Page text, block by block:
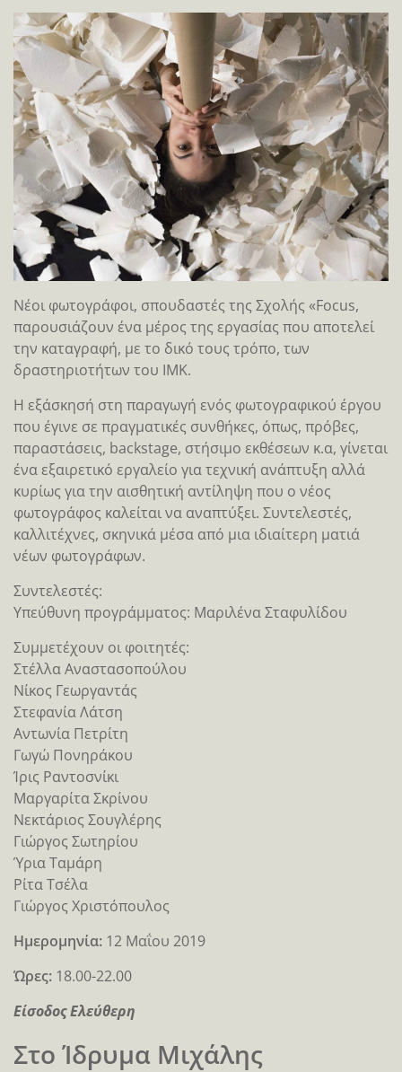
Νέοι φωτογράφοι, σπουδαστές της Σχολής «Focus,
παρουσιάζουν ένα μέρος της εργασίας που αποτελεί
την καταγραφή, με το δικό τους τρόπο, των
δραστηριοτήτων του ΙΜΚ.
Η εξάσκησή στη παραγωγή ενός φωτογραφικού έργου
που έγινε σε πραγματικές συνθήκες, όπως, πρόβες,
παραστάσεις, backstage, στήσιμο εκθέσεων κ.α, γίνεται
ένα εξαιρετικό εργαλείο για τεχνική ανάπτυξη αλλά
κυρίως για την αισθητική αντίληψη που ο νέος
φωτογράφος καλείται να αναπτύξει. Συντελεστές,
καλλιτέχνες, σκηνικά μέσα από μια ιδιαίτερη ματιά
νέων φωτογράφων.
Συντελεστές:
Υπεύθυνη προγράμματος: Μαριλένα Σταφυλίδου
Συμμετέχουν οι φοιτητές:
Στέλλα Αναστασοπούλου
Νίκος Γεωργαντάς
Στεφανία Λάτση
Αντωνία Πετρίτη
Γωγώ Πονηράκου
Ίρις Ραντοσνίκι
Μαργαρίτα Σκρίνου
Νεκτάριος Σουγλέρης
Γιώργος Σωτηρίου
Ύρια Ταμάρη
Ρίτα Τσέλα
Γιώργος Χριστόπουλος
Ημερομηνία: 12 Μαΐου 2019
Ώρες: 18.00-22.00
Είσοδος Ελεύθερη
Στο Ίδρυμα Μιχάλης